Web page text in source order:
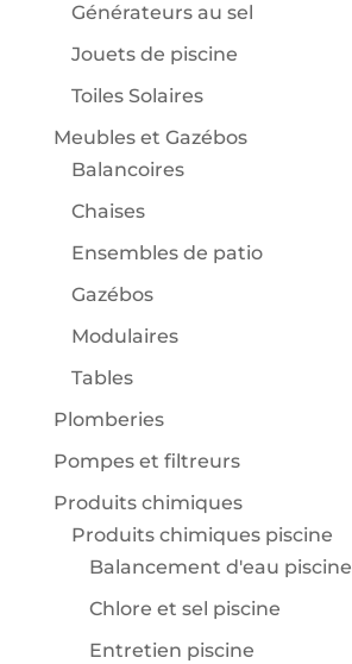
Générateurs au sel
Jouets de piscine
Toiles Solaires
Meubles et Gazébos
Balancoires
Chaises
Ensembles de patio
Gazébos
Modulaires
Tables
Plomberies
Pompes et filtreurs
Produits chimiques
Produits chimiques piscine
Balancement d'eau piscine
Chlore et sel piscine
Entretien piscine